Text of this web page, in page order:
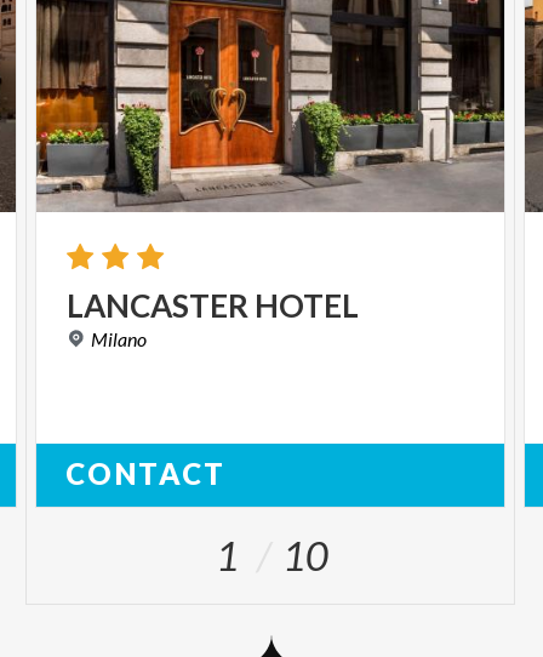
LANCASTER HOTEL
Milano
CONTACT
1 10